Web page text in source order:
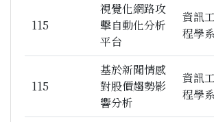
115
視覺化網路攻
擊自動化分析
平台
資訊工
程學系
115
基於新聞情感
對股價趨勢影
響分析
資訊工
程學系